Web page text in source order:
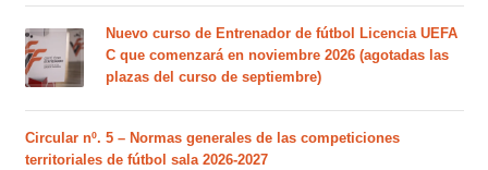
Nuevo curso de Entrenador de fútbol Licencia UEFA
C que comenzará en noviembre 2026 (agotadas las
plazas del curso de septiembre)
Circular nº. 5 – Normas generales de las competiciones
territoriales de fútbol sala 2026-2027